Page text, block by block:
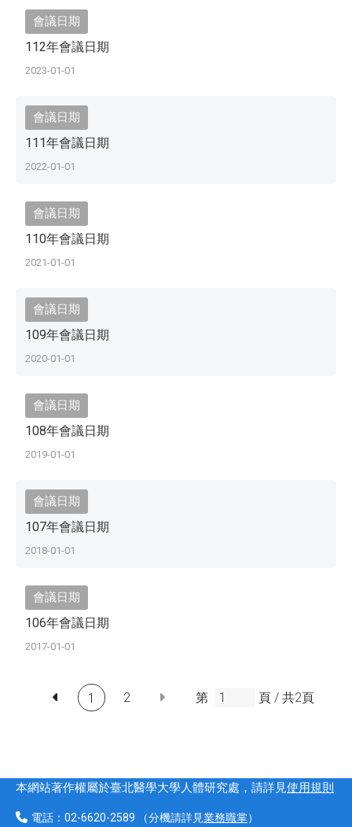
會議日期
112年會議日期
2023-01-01
會議日期
111年會議日期
2022-01-01
會議日期
110年會議日期
2021-01-01
會議日期
109年會議日期
2020-01-01
會議日期
108年會議日期
2019-01-01
會議日期
107年會議日期
2018-01-01
會議日期
106年會議日期
2017-01-01
1 2 第 頁 / 共2頁
本網站著作權屬於臺北醫學大學人體研究處，請詳見使用規則
電話： 02-6620-2589 （分機請詳見業務職掌）